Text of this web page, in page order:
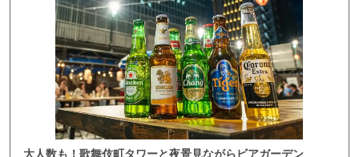
大人数も！歌舞伎町タワーと夜景見ながらビアガーデン